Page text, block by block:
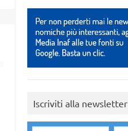
Iscriviti alla newsletter